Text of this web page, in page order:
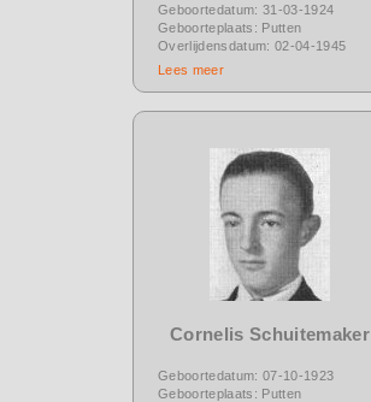
Geboortedatum: 31-03-1924
Geboorteplaats: Putten
Overlijdensdatum: 02-04-1945
Lees meer
Cornelis Schuitemaker
Geboortedatum: 07-10-1923
Geboorteplaats: Putten